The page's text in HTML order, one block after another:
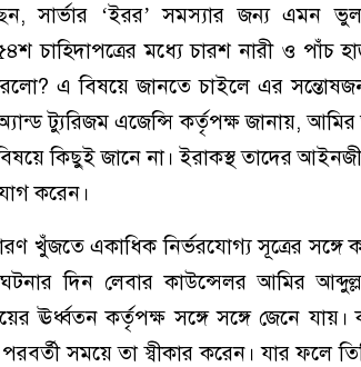
সার্ভার ‘ইরর’ সমস্যার জন্য এমন
চাহিদাপত্রের মধ্যে চারশ নারী ও পাঁচ
এ বিষয়ে জানতে চাইলে এর
ট্যুরিজম এজেন্সি কর্তৃপক্ষ জানায়, আমির
কিছুই জানে না। ইরাকস্থ তাদের
করেন।
খুঁজতে একাধিক নির্ভরযোগ্য সূত্রের সঙ্গে
দিন লেবার কাউন্সেলর আমির
ঊর্ধ্বতন কর্তৃপক্ষ সঙ্গে সঙ্গে জেনে যায়।
সময়ে তা স্বীকার করেন। যার ফলে